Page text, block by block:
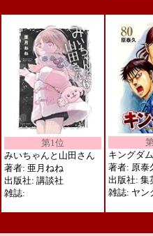
第1位
みいちゃんと山田さん
著者: 亜月ねね
出版社: 講談社
雑誌:
キングダム
著者: 原泰
出版社: 集
雑誌: ヤン